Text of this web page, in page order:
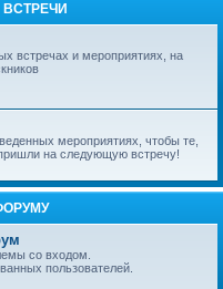
встречах и мероприятиях, на
мероприятиях, чтобы те,
на следующую встречу!
со входом.
пользователей.